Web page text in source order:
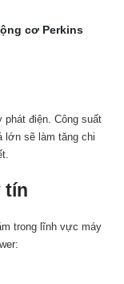
cơ Perkins
điện. Công suất
lớn sẽ làm tăng chi
tín
trong lĩnh vực máy